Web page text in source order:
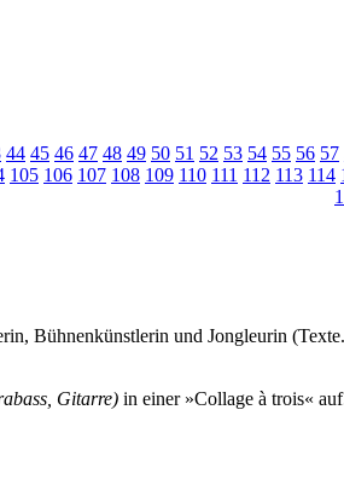
44 45 46 47 48 49 50 51 52 53 54 55 56 57
105 106 107 108 109 110 111 112 113 114
Bühnenkünstlerin und Jongleurin
Gitarre) in einer »Collage à trois«